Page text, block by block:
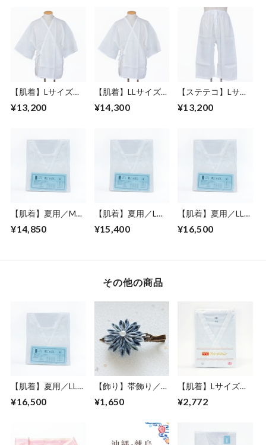
【肌着】Lサイズ／
肌じゅばん／麻／男
性
¥13,200
【肌着】LLサイズ／
肌じゅばん／麻／男
性
¥14,300
【ステテコ】Lサイ
ズ／下ばき／麻／男
性
¥13,200
【肌着】夏用／Mサ
麻／麻わた／女性
¥14,850
【肌着】夏用／Lサ
麻／麻わた／女性
¥15,400
【肌着】夏用／LLサ
麻／麻わた／女性
¥16,500
その他の商品
【肌着】夏用／LLサ
イズ／肌じゅばん／
麻／麻わた／女性
¥16,500
【飾り】帯飾り／髪
飾り／つまみ細工／
縮緬／５種
¥1,650
【肌着】Lサイズ／
肌じゅばん／ガーゼ
／男性
¥2,772